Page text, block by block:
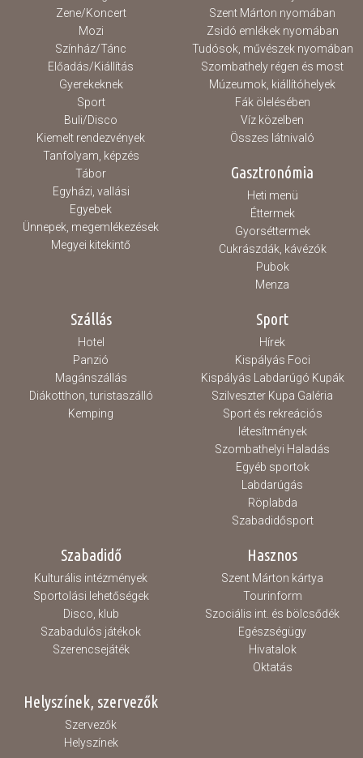
Zene/Koncert
Mozi
Színház/Tánc
Előadás/Kiállítás
Gyerekeknek
Sport
Buli/Disco
Kiemelt rendezvények
Tanfolyam, képzés
Tábor
Egyházi, vallási
Egyebek
Ünnepek, megemlékezések
Megyei kitekintő
Szent Márton nyomában
Zsidó emlékek nyomában
Tudósok, művészek nyomában
Szombathely régen és most
Múzeumok, kiállítóhelyek
Fák ölelésében
Víz közelben
Összes látnivaló
Gasztronómia
Heti menü
Éttermek
Gyorséttermek
Cukrászdák, kávézók
Pubok
Menza
Szállás
Hotel
Panzió
Magánszállás
Diákotthon, turistaszálló
Kemping
Sport
Hírek
Kispályás Foci
Kispályás Labdarúgó Kupák
Szilveszter Kupa Galéria
Sport és rekreációs
létesítmények
Szombathelyi Haladás
Egyéb sportok
Labdarúgás
Röplabda
Szabadidősport
Szabadidő
Kulturális intézmények
Sportolási lehetőségek
Disco, klub
Szabadulós játékok
Szerencsejáték
Hasznos
Szent Márton kártya
Tourinform
Szociális int. és bölcsődék
Egészségügy
Hivatalok
Oktatás
Helyszínek, szervezők
Szervezők
Helyszínek